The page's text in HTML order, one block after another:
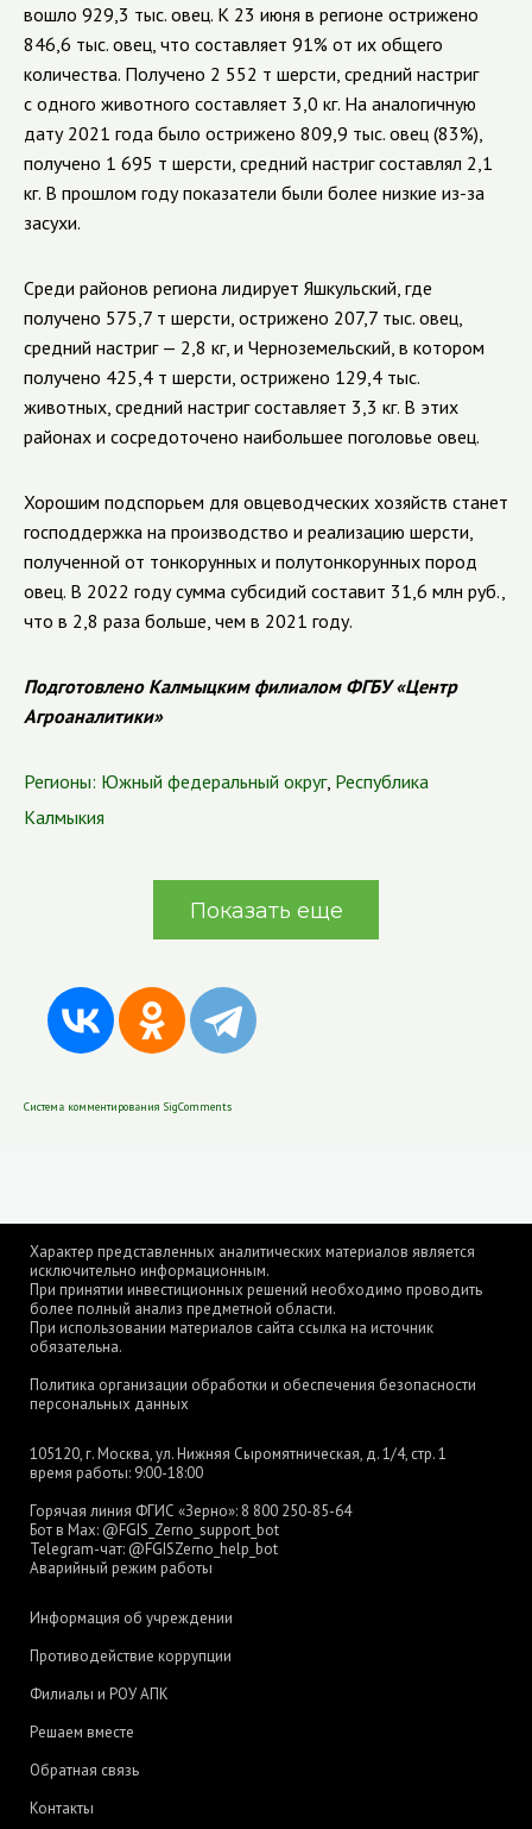
вошло 929,3 тыс. овец. К 23 июня в регионе острижено
846,6 тыс. овец, что составляет 91% от их общего
количества. Получено 2 552 т шерсти, средний настриг
с одного животного составляет 3,0 кг. На аналогичную
дату 2021 года было острижено 809,9 тыс. овец (83%),
получено 1 695 т шерсти, средний настриг составлял 2,1
кг. В прошлом году показатели были более низкие из-за
засухи.
Среди районов региона лидирует Яшкульский, где
получено 575,7 т шерсти, острижено 207,7 тыс. овец,
средний настриг — 2,8 кг, и Черноземельский, в котором
получено 425,4 т шерсти, острижено 129,4 тыс.
животных, средний настриг составляет 3,3 кг. В этих
районах и сосредоточено наибольшее поголовье овец.
Хорошим подспорьем для овцеводческих хозяйств станет
господдержка на производство и реализацию шерсти,
полученной от тонкорунных и полутонкорунных пород
овец. В 2022 году сумма субсидий составит 31,6 млн руб.,
что в 2,8 раза больше, чем в 2021 году.
Подготовлено Калмыцким филиалом ФГБУ «Центр
Агроаналитики»
Регионы: Южный федеральный округ, Республика
Калмыкия
Показать еще
Система комментирования SigComments
Характер представленных аналитических материалов является
исключительно информационным.
При принятии инвестиционных решений необходимо проводить
более полный анализ предметной области.
При использовании материалов сайта ссылка на источник
обязательна.
Политика организации обработки и обеспечения безопасности
персональных данных
105120, г. Москва, ул. Нижняя Сыромятническая, д. 1/4, стр. 1
время работы: 9:00-18:00
Горячая линия ФГИС «Зерно»: 8 800 250-85-64
Бот в Max: @FGIS_Zerno_support_bot
Telegram-чат: @FGISZerno_help_bot
Аварийный режим работы
Информация об учреждении
Противодействие коррупции
Филиалы и РОУ АПК
Решаем вместе
Обратная связь
Контакты